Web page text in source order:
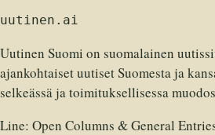
uutinen.ai
Uutinen Suomi on suomalainen
ajankohtaiset uutiset Suomesta ja
selkeässä ja toimituksellisessa
Line: Open Columns & General